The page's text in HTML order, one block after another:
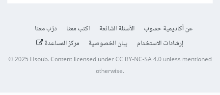
عن أكاديمية حسوب الأسئلة الشائعة اكتب معنا
درّب معنا
إرشادات الاستخدام
بيان الخصوصية مركز المساعدة
© 2025Hsoub.Content licensed underCC BY-NC-SA 4.0unless mentioned
otherwise.